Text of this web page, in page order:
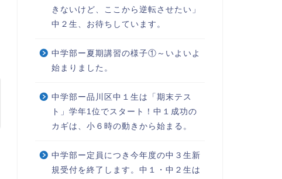
きないけど、ここから逆転させたい」
中２生、お待ちしています。
中学部ー夏期講習の様子①～いよいよ
始まりました。
中学部ー品川区中１生は「期末テス
ト」学年1位でスタート！中１成功の
カギは、小６時の動きから始まる。
中学部ー定員につき今年度の中３生新
規受付を終了します。中１・中２生は